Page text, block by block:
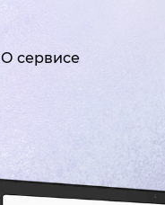
О сервисе